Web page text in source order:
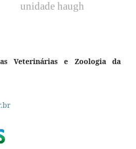
unidade haugh
Veterinárias e Zoologia da